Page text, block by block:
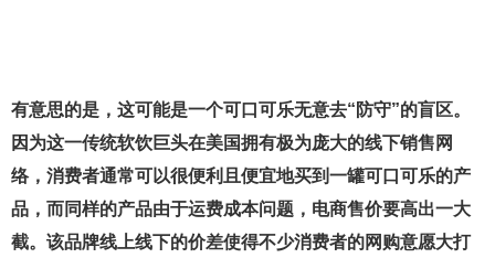
有意思的是，这可能是一个可口可乐无意去“防守”的盲区。
因为这一传统软饮巨头在美国拥有极为庞大的线下销售网
络，消费者通常可以很便利且便宜地买到一罐可口可乐的产
品，而同样的产品由于运费成本问题，电商售价要高出一大
截。该品牌线上线下的价差使得不少消费者的网购意愿大打